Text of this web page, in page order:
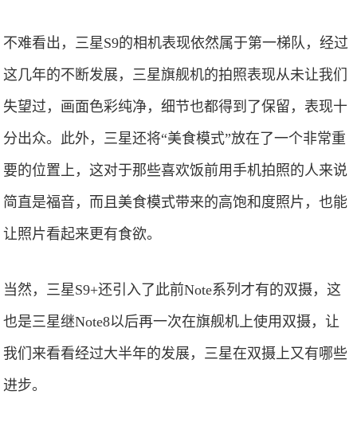
不难看出，三星S9的相机表现依然属于第一梯队，经过
这几年的不断发展，三星旗舰机的拍照表现从未让我们
失望过，画面色彩纯净，细节也都得到了保留，表现十
分出众。此外，三星还将“美食模式”放在了一个非常重
要的位置上，这对于那些喜欢饭前用手机拍照的人来说
简直是福音，而且美食模式带来的高饱和度照片，也能
让照片看起来更有食欲。
当然，三星S9+还引入了此前Note系列才有的双摄，这
也是三星继Note8以后再一次在旗舰机上使用双摄，让
我们来看看经过大半年的发展，三星在双摄上又有哪些
进步。